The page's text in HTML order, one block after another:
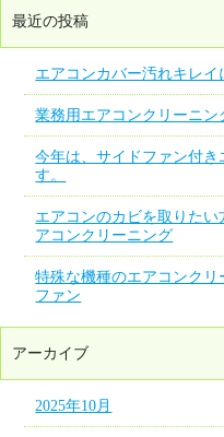
最近の投稿
エアコンカバー汚れキレイ
業務用エアコンクリーニン
今年は、サイドファン付
す。
エアコンのカビを取りた
アコンクリーニング
特殊な機種のエアコンク
ファン
アーカイブ
2025年10月